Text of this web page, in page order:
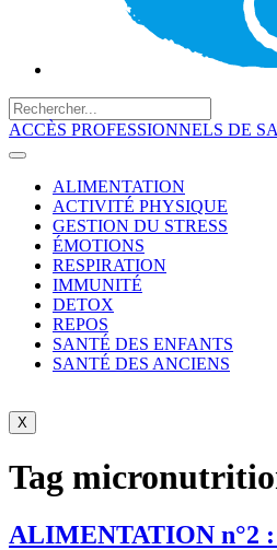
ACCÈS PROFESSIONNELS DE
ALIMENTATION
ACTIVITÉ PHYSIQUE
GESTION DU STRESS
ÉMOTIONS
RESPIRATION
IMMUNITÉ
DETOX
REPOS
SANTÉ DES ENFANTS
SANTÉ DES ANCIENS
X
Tag
ALIMENTATION n°2 :